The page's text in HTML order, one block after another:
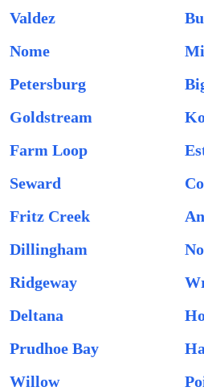
Valdez
Nome
Petersburg
Goldstream
Farm Loop
Seward
Fritz Creek
Dillingham
Ridgeway
Deltana
Prudhoe Bay
Willow